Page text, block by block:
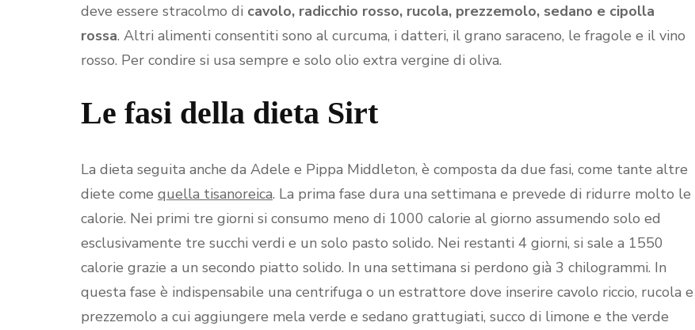
deve essere stracolmo di cavolo, radicchio rosso, rucola, prezzemolo, sedano e cipolla
rossa. Altri alimenti consentiti sono al curcuma, i datteri, il grano saraceno, le fragole e il vino
rosso. Per condire si usa sempre e solo olio extra vergine di oliva.
Le fasi della dieta Sirt
La dieta seguita anche da Adele e Pippa Middleton, è composta da due fasi, come tante altre
diete come quella tisanoreica. La prima fase dura una settimana e prevede di ridurre molto le
calorie. Nei primi tre giorni si consumo meno di 1000 calorie al giorno assumendo solo ed
esclusivamente tre succhi verdi e un solo pasto solido. Nei restanti 4 giorni, si sale a 1550
calorie grazie a un secondo piatto solido. In una settimana si perdono già 3 chilogrammi. In
questa fase è indispensabile una centrifuga o un estrattore dove inserire cavolo riccio, rucola e
prezzemolo a cui aggiungere mela verde e sedano grattugiati, succo di limone e the verde